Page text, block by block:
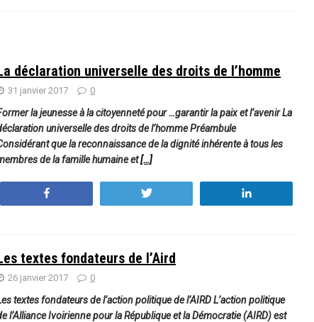
déclaration universelle des droits de l’homme
31 janvier 2017 0
la jeunesse à la citoyenneté pour …garantir la paix et l’avenir La
universelle des droits de l’homme Préambule
que la reconnaissance de la dignité inhérente à tous les
de la famille humaine et[…]
textes fondateurs de l’Aird
26 janvier 2017 0
textes fondateurs de l’action politique de l’AIRD L’action politique
l’Alliance Ivoirienne pour la République et la Démocratie (AIRD) est